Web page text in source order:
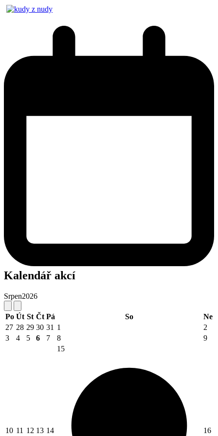
Kalendář akcí
Srpen2026
Po Út St Čt Pá So
Ne
27 28 29 30 31 1
2
3
4 5 6 7 8 9
10 11 12 13 14
15
16